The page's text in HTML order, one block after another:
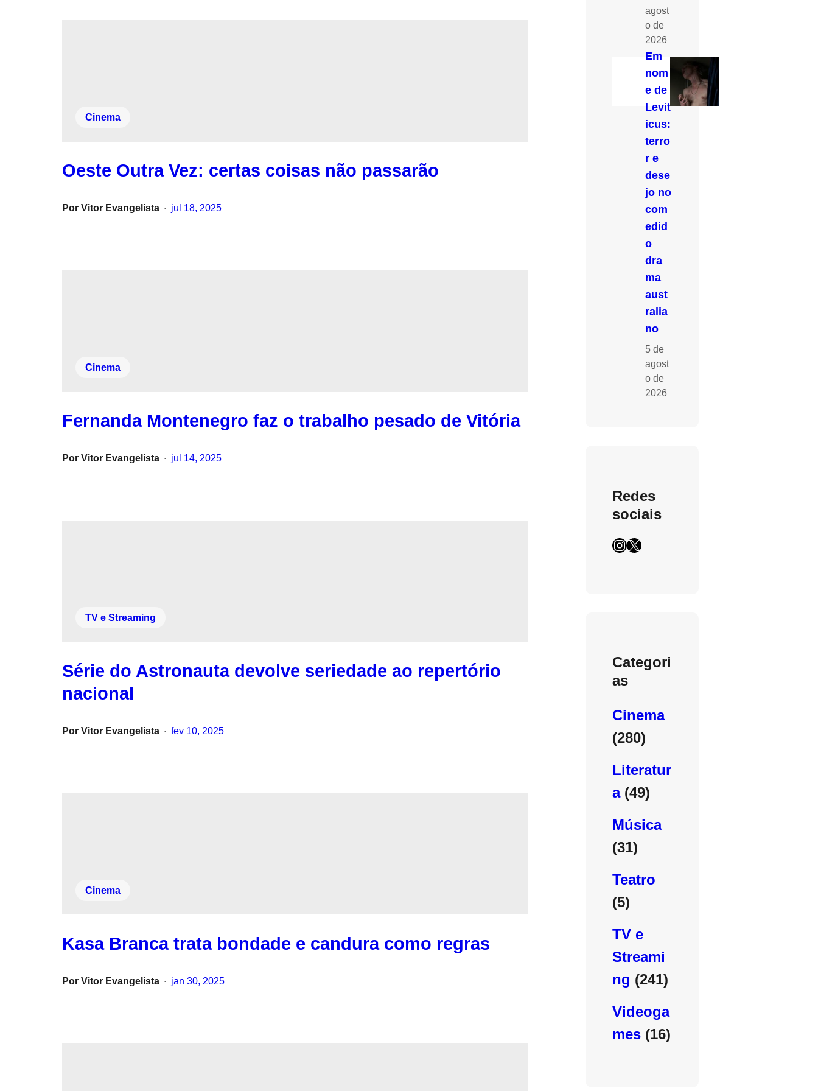
Cinema
Oeste Outra Vez: certas coisas não passarão
Por Vitor Evangelista • jul 18, 2025
Cinema
Fernanda Montenegro faz o trabalho pesado de Vitória
Por Vitor Evangelista • jul 14, 2025
TV e Streaming
Série do Astronauta devolve seriedade ao repertório
nacional
Por Vitor Evangelista • fev 10, 2025
Cinema
Kasa Branca trata bondade e candura como regras
Por Vitor Evangelista • jan 30, 2025
agost
o de
2026
Em
nom
e de
Levit
icus:
terro
r e
dese
jo no
com
edid
o
dra
ma
aust
ralia
no
5 de
agost
o de
2026
Redes
sociais
InstagramX
Categori
as
Cinema
(280)
Literatur
a(49)
Música
(31)
Teatro
(5)
TV e
Streami
ng (241)
Videoga
mes (16)